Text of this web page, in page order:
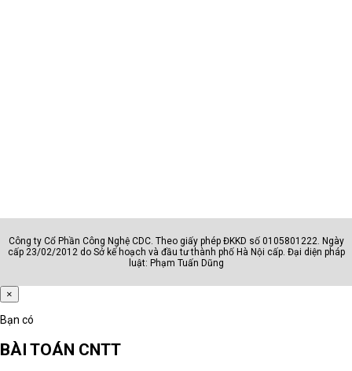
Công ty Cổ Phần Công Nghệ CDC. Theo giấy phép ĐKKD số 0105801222. Ngày
cấp 23/02/2012 do Sở kế hoạch và đầu tư thành phố Hà Nội cấp. Đại diện pháp
luật: Phạm Tuấn Dũng
×
Bạn có
BÀI TOÁN CNTT